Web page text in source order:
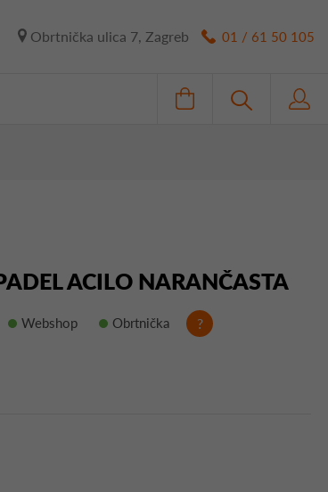
Obrtnička ulica 7, Zagreb 01 / 61 50 105
ACILO NARANČASTA
Webshop Obrtnička ?